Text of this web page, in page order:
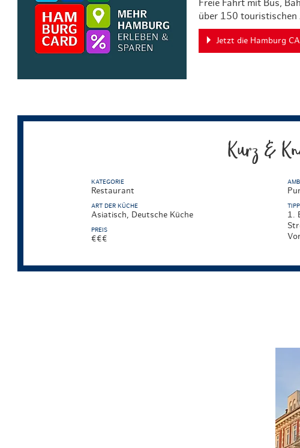
Freie Fahrt mit Bus,
über 150 touristischen
Jetzt die Hamburg
Kurz &
KATEGORIE
Restaurant
ART DER KÜCHE
Asiatisch, Deutsche Küche
PREIS
€€€
TIPP
1.